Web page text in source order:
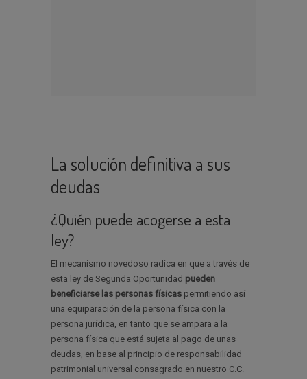
La solución definitiva a sus
deudas
¿Quién puede acogerse a esta
ley?
El mecanismo novedoso radica en que a través de
esta ley de Segunda Oportunidad pueden
beneficiarse las personas físicas permitiendo así
una equiparación de la persona física con la
persona jurídica, en tanto que se ampara a la
persona física que está sujeta al pago de unas
deudas, en base al principio de responsabilidad
patrimonial universal consagrado en nuestro C.C.